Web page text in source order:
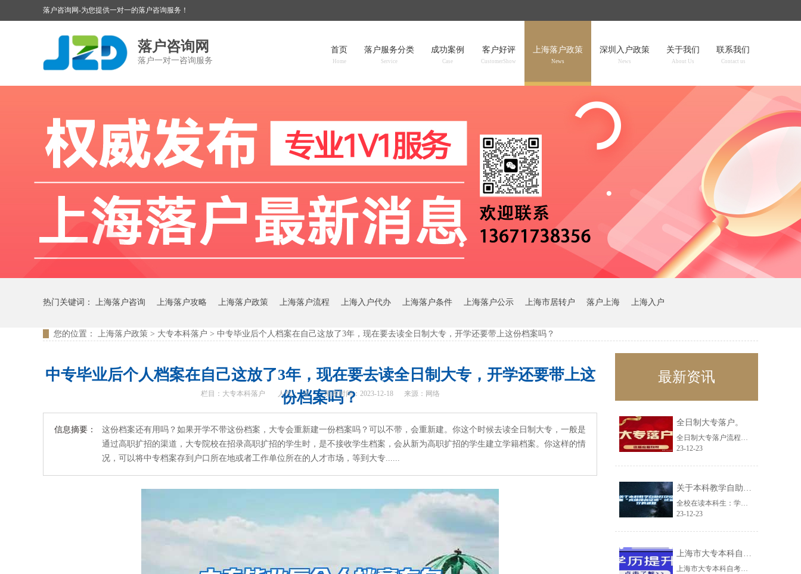
落户咨询网-为您提供一对一的落户咨询服务！
落户咨询网
落户一对一咨询服务
首页
Home
落户服务分类
Service
成功案例
Case
客户好评
CustomerShow
上海落户政策
News
深圳入户政策
News
关于我们
About Us
联系我们
Contact us
热门关键词： 上海落户咨询 上海落户攻略 上海落户政策 上海落户流程 上海入户代办 上海落户条件 上海落户公示 上海市居转户 落户上海 上海入户
您的位置： 上海落户政策 > 大专本科落户 > 中专毕业后个人档案在自己这放了3年，现在要去读全日制大专，开学还要带上这份档案吗？
中专毕业后个人档案在自己这放了3年，现在要去读全日制大专，开学还要带上这
份档案吗？
栏目： 大专本科落户 人气： 0 发表时间：2023-12-18 来源：网络
信息摘要：
这份档案还有用吗？如果开学不带这份档案，大专会重新建一份档案吗？可以不带，会重新建。你这个时候去读全日制大专，一般是
通过高职扩招的渠道，大专院校在招录高职扩招的学生时，是不接收学生档案，会从新为高职扩招的学生建立学籍档案。你这样的情
况，可以将中专档案存到户口所在地或者工作单位所在的人才市场，等到大专......
最新资讯
全日制大专落户。
全日制大专落户流程。要求：1：必须要求是全日制大专学历。2：年龄35周岁以内......
23-12-23
关于本科教学自助打印设备“成绩排名证明”试运行的通知
全校在读本科生：学生事务大厅本科教学自助打印设备现开通《成绩排名证明》自助打......
23-12-23
上海市大专本科自考体验课2022已更新(今日／流程)
上海市大专本科自考体验课2022已更新(今日/流程)fKgmtj北京百聪教育......